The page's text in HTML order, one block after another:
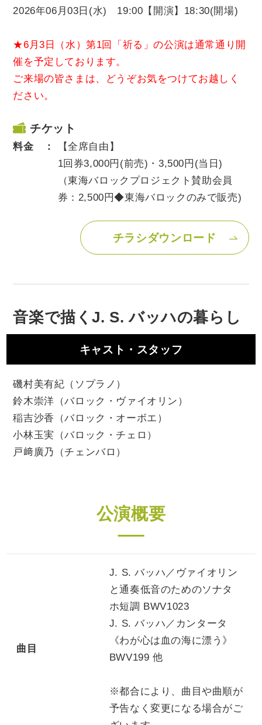
2026年06月03日(水) 19:00【開演】18:30(開場)
★6月3日（水）第1回「祈る」の公演は通常通り開
催を予定しております。
ご来場の皆さまは、どうぞお気をつけてお越しく
ださい。
チケット
料金 ：
【全席自由】
1回券3,000円(前売)・3,500円(当日)
（東海バロックプロジェクト賛助会員
券：2,500円◆東海バロックのみで販売)
チラシダウンロード
音楽で描くJ. S. バッハの暮らし
キャスト・スタッフ
磯村美有紀（ソプラノ）
鈴木崇洋（バロック・ヴァイオリン）
稲吉沙香（バロック・オーボエ）
小林玉実（バロック・チェロ）
戸﨑廣乃（チェンバロ）
公演概要
曲目
J. S. バッハ／ヴァイオリン
と通奏低音のためのソナタ
ホ短調 BWV1023
J. S. バッハ／カンタータ
《わが心は血の海に漂う》
BWV199 他
※都合により、曲目や曲順が
予告なく変更になる場合がご